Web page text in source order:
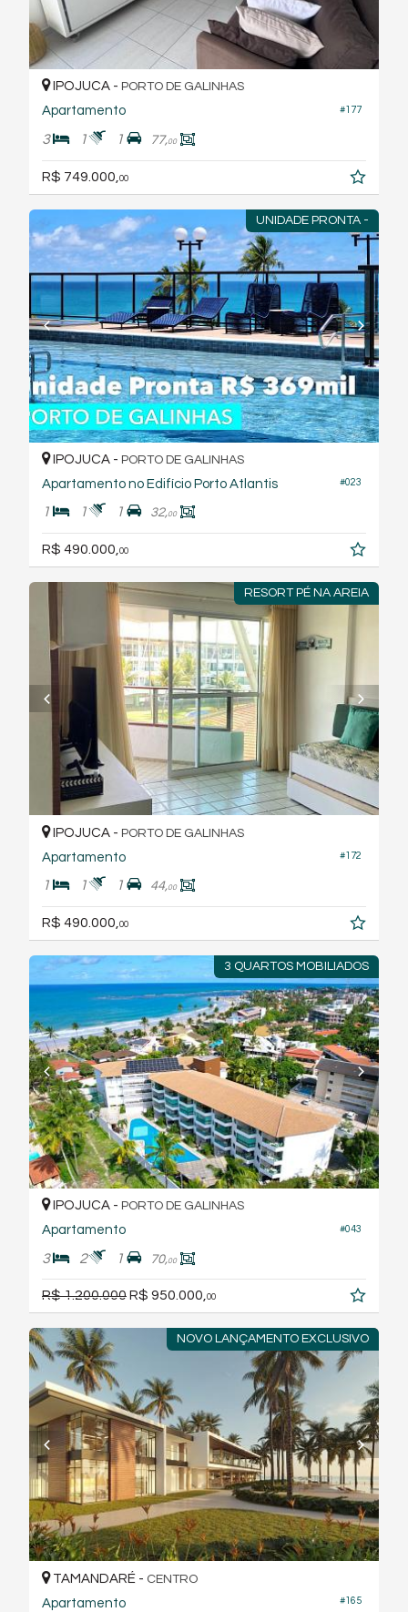
#177
IPOJUCA - PORTO DE GALINHAS
Apartamento
3 1 1 77,00
R$ 749.000, 00
UNIDADE PRONTA -
#023
IPOJUCA - PORTO DE GALINHAS
Apartamento no Edifício Porto Atlantis
1 1 1 32,00
R$ 490.000,00
RESORT PÉ NA AREIA
#172
IPOJUCA - PORTO DE GALINHAS
Apartamento
1 1 1 44,00
R$ 490.000, 00
3 QUARTOS MOBILIADOS
#043
IPOJUCA - PORTO DE GALINHAS
Apartamento
3 2 1 70,00
R$ 1.200.000R$ 950.000,00
NOVO LANÇAMENTO EXCLUSIVO
#165
TAMANDARÉ - CENTRO
Apartamento